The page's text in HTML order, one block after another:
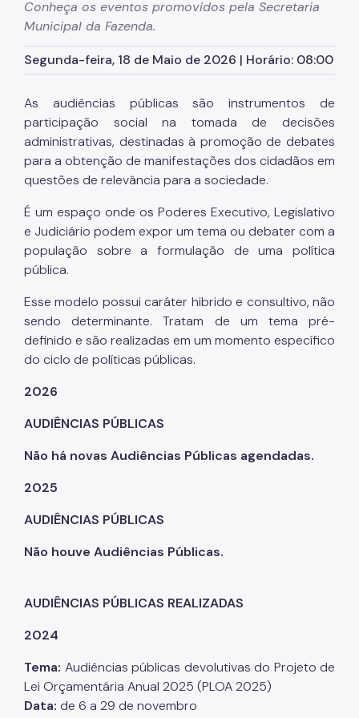
Cadastro de Contribuintes Mobiliários (CCM)
Cadastro de Prestadores de Outros Municípios
(CPOM)
Cadastro de Obras
Cadastro Informativo Municipal (CADIN)
Certidões (Emissão)
Consulta Empenhos e Pagamentos
COSIP
DEC
Devolução e Restituição
Dipam (Declaração para o IPM)
Multa IPTU (Obrigação Acessória)
Nota Fiscal Paulistana
Conheça os eventos promovidos pela Secretaria
Municipal da Fazenda.
Segunda-feira, 18 de Maio de 2026 | Horário: 08:00
As audiências públicas são instrumentos de
participação social na tomada de decisões
administrativas, destinadas à promoção de debates
para a obtenção de manifestações dos cidadãos em
questões de relevância para a sociedade.
É um espaço onde os Poderes Executivo, Legislativo
e Judiciário podem expor um tema ou debater com a
população sobre a formulação de uma política
pública.
Esse modelo possui caráter hibrido e consultivo, não
sendo determinante. Tratam de um tema pré-
definido e são realizadas em um momento específico
do ciclo de políticas públicas.
2026
AUDIÊNCIAS PÚBLICAS
Não há novas Audiências Públicas agendadas.
2025
AUDIÊNCIAS PÚBLICAS
Não houve Audiências Públicas.
AUDIÊNCIAS PÚBLICAS REALIZADAS
2024
Tema: Audiências públicas devolutivas do Projeto de
Lei Orçamentária Anual 2025 (PLOA 2025)
Data: de 6 a 29 de novembro